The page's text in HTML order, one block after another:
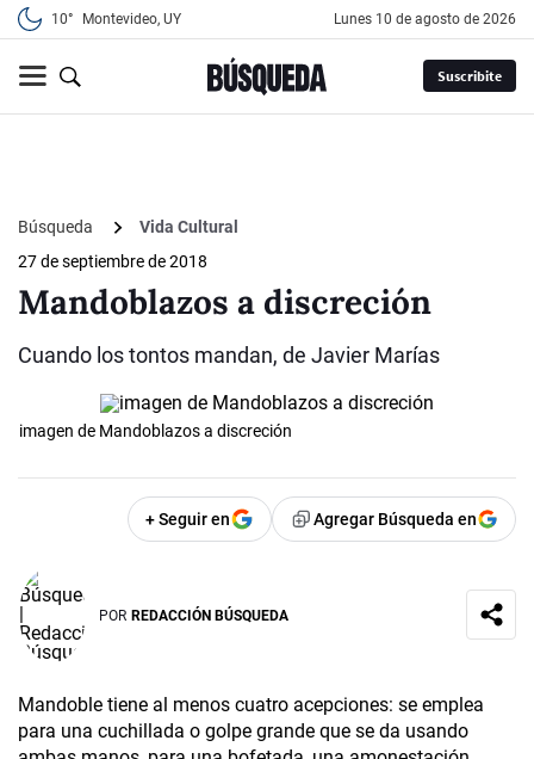
10° Montevideo, UY lunes 10 de agosto de 2026
Suscribite
Búsqueda
Vida Cultural
27 de septiembre de 2018
Mandoblazos a discreción
Cuando los tontos mandan, de Javier Marías
imagen de Mandoblazos a discreción
+ Seguir en Agregar Búsqueda en
POR REDACCIÓN BÚSQUEDA
Mandoble tiene al menos cuatro acepciones: se emplea
para una cuchillada o golpe grande que se da usando